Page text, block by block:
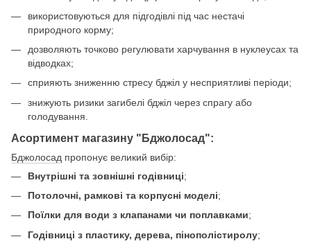
використовуються для підгодівлі під час нестачі
природного корму;
дозволяють точково регулювати харчування в нуклеусах та
відводках;
сприяють зниженню стресу бджіл у несприятливі періоди;
знижують ризики загибелі бджіл через спрагу або
голодування.
Асортимент магазину "Бджолосад":
Бджолосад пропонує великий вибір:
Внутрішні та зовнішні годівниці;
Потолочні, рамкові та корпусні моделі;
Поїлки для води з клапанами чи поплавками;
Годівниці з пластику, дерева, пінополістиролу;